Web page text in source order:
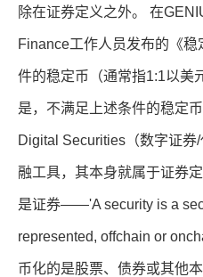
除在证券定义之外。 在
Finance工作人员发布的《
件的稳定币（通常指1:1以美
是，不满足上述条件的稳定
Digital Securities（数字证
融工具，其本身就属于证券
是证券——'A security is a
represented, offchain or
币化的是股票、债券或其他